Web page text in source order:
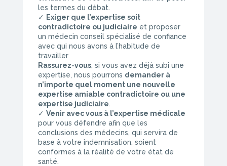
les termes du débat.
✓
Exiger que l’expertise soit
contradictoire ou judiciaire et proposer
un médecin conseil spécialisé de confiance
avec qui nous avons à l’habitude de
travailler
Rassurez-vous, si vous avez déjà subi une
expertise, nous pourrons demander à
n’importe quel moment une nouvelle
expertise amiable contradictoire ou une
expertise judiciaire.
✓ Venir avec vous à l’expertise médicale
pour vous défendre afin que les
conclusions des médecins, qui servira de
base à votre indemnisation, soient
conformes à la réalité de votre état de
santé.